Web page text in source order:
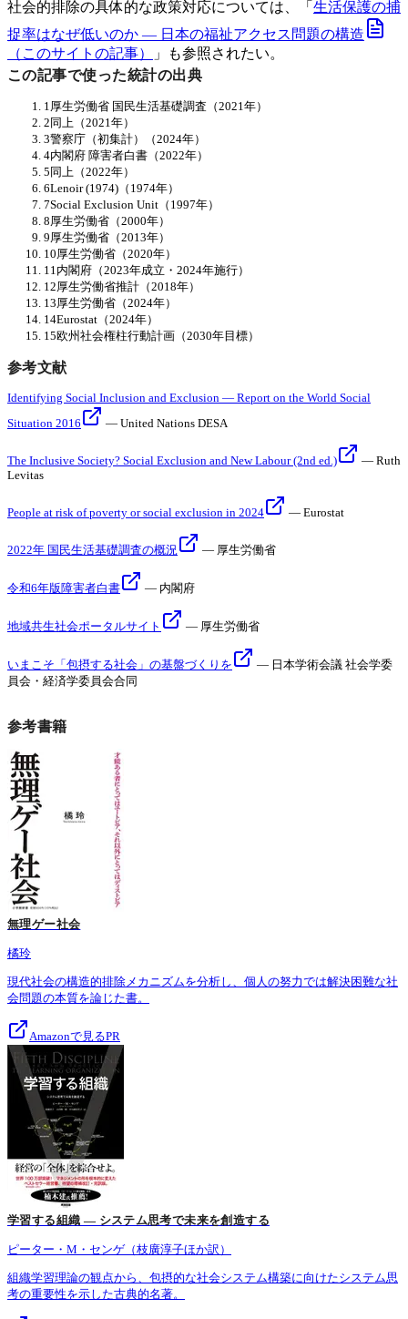
社会的排除の具体的な政策対応については、「 生活保護の捕
捉率はなぜ低いのか — 日本の福祉アクセス問題の構造
（このサイトの記事）
」も参照されたい。
この記事で使った統計の出典
1厚生労働省 国民生活基礎調査 （2021年）
2 同上 （2021年）
3警察庁（初集計）
（2024年）
4内閣府 障害者白書 （2022年）
5 同上 （2022年）
6Lenoir (1974) （1974年）
7Social Exclusion Unit （1997年）
8厚生労働省 （2000年）
9厚生労働省 （2013年）
10厚生労働省 （2020年）
11内閣府 （2023年成立・2024年施行）
12厚生労働省推計 （2018年）
13厚生労働省 （2024年）
14Eurostat （2024年）
15欧州社会権柱行動計画 （2030年目標）
参考文献
Identifying Social Inclusion and Exclusion — Report on the World Social
Situation 2016
— United Nations DESA
The Inclusive Society? Social Exclusion and New Labour (2nd ed.) — Ruth
Levitas
People at risk of poverty or social exclusion in 2024 — Eurostat
2022年 国民生活基礎調査の概況 — 厚生労働省
令和6年版障害者白書 — 内閣府
地域共生社会ポータルサイト — 厚生労働省
いまこそ「包摂する社会」の基盤づくりを — 日本学術会議 社会学委
員会・経済学委員会合同
参考書籍
無理ゲー社会
橘玲
現代社会の構造的排除メカニズムを分析し、個人の努力では解決困難な社
会問題の本質を論じた書。
Amazonで見るPR
学習する組織 — システム思考で未来を創造する
ピーター・M・センゲ（枝廣淳子ほか訳）
組織学習理論の観点から、包摂的な社会システム構築に向けたシステム思
考の重要性を示した古典的名著。